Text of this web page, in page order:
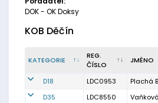
DOK - OK Doksy
KOB Děčín
KATEGORIE
REG.
ČÍSLO
JMÉNO
D18 LDC0953 Plachá
D35
LDC8550